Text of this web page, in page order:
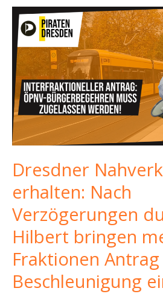
Dresdner
erhalten: Nach
Verzögerungen
Hilbert bringen
Fraktionen
Beschleunigung